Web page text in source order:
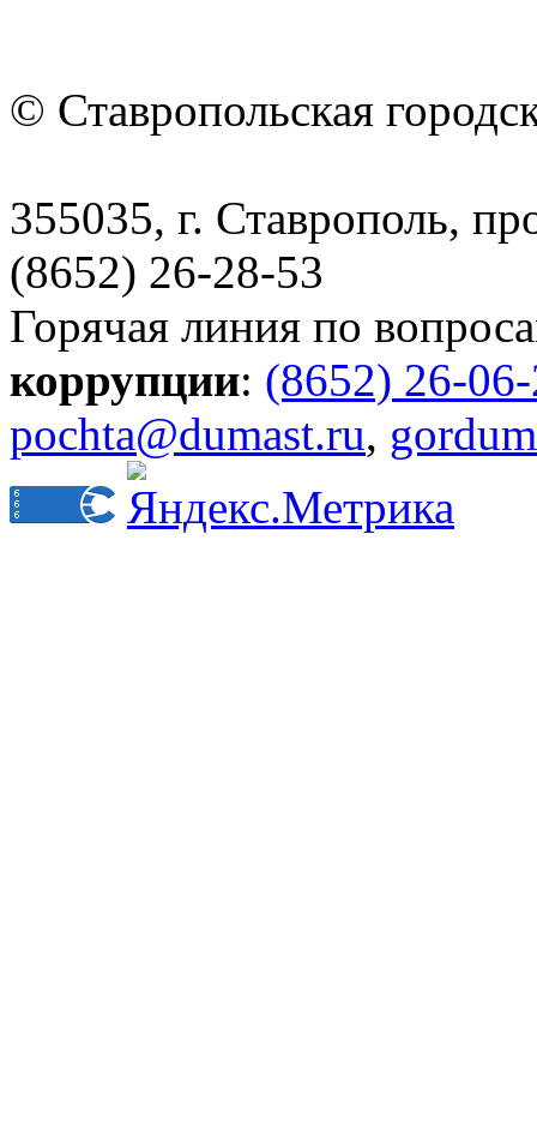
© Ставропольская
355035, г. Ставрополь,
(8652) 26-28-53
Горячая линия по
коррупции: (8652) 26-
pochta@dumast.ru,